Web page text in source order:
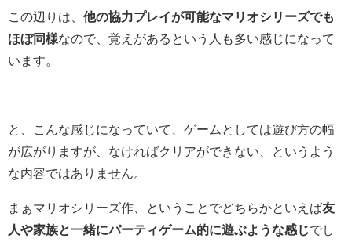
この辺りは、 他の協力プレイが可能なマリオシリーズでも
ほぼ同様なので、覚えがあるという人も多い感じになって
います。
と、こんな感じになっていて、ゲームとしては遊び方の幅
が広がりますが、なければクリアができない、というよう
な内容ではありません。
まぁマリオシリーズ作、ということでどちらかといえば友
人や家族と一緒にパーティゲーム的に遊ぶような感じでし